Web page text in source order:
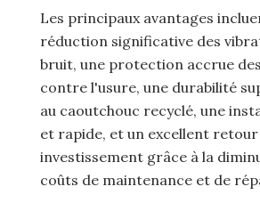
Les principaux avantages
réduction significative des
bruit, une protection accrue
contre l'usure, une durabilité
au caoutchouc recyclé, une
et rapide, et un excellent
investissement grâce à la
coûts de maintenance et de